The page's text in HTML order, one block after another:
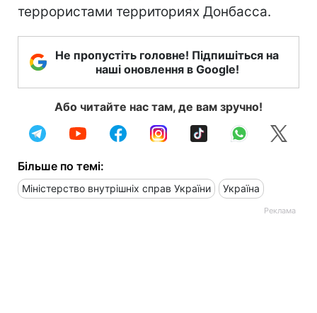
террористами территориях Донбасса.
Не пропустіть головне! Підпишіться на
наші оновлення в Google!
Або читайте нас там, де вам зручно!
Більше по темі:
Міністерство внутрішніх справ України Україна